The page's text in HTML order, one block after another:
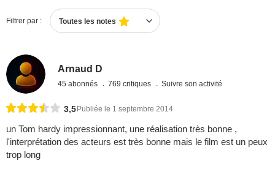
Filtrer par : Toutes les notes
Arnaud D
45 abonnés 769 critiques Suivre son activité
3,5 Publiée le 1 septembre 2014
un Tom hardy impressionnant, une réalisation très bonne ,
l'interprétation des acteurs est très bonne mais le film est un peux
trop long